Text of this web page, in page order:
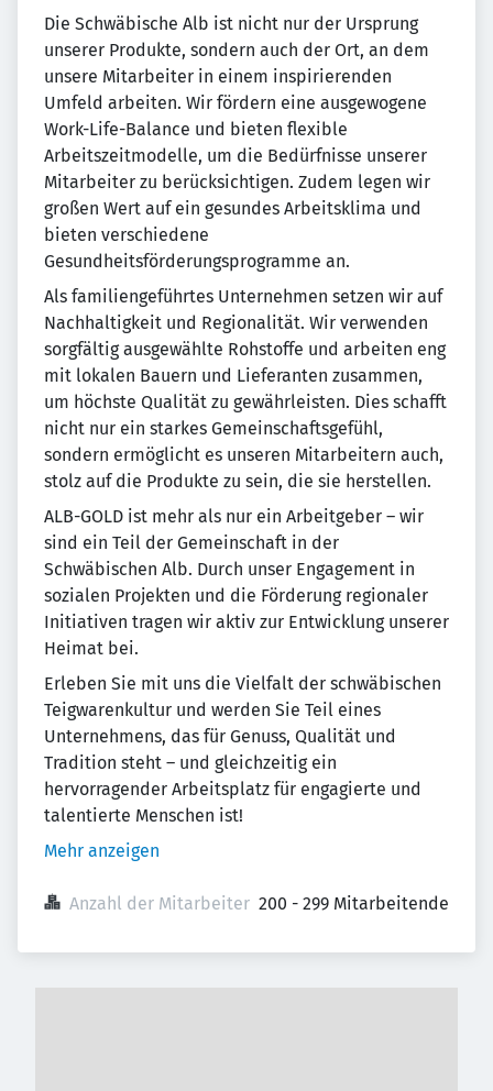
Die Schwäbische Alb ist nicht nur der Ursprung
unserer Produkte, sondern auch der Ort, an dem
unsere Mitarbeiter in einem inspirierenden
Umfeld arbeiten. Wir fördern eine ausgewogene
Work-Life-Balance und bieten flexible
Arbeitszeitmodelle, um die Bedürfnisse unserer
Mitarbeiter zu berücksichtigen. Zudem legen wir
großen Wert auf ein gesundes Arbeitsklima und
bieten verschiedene
Gesundheitsförderungsprogramme an.
Als familiengeführtes Unternehmen setzen wir auf
Nachhaltigkeit und Regionalität. Wir verwenden
sorgfältig ausgewählte Rohstoffe und arbeiten eng
mit lokalen Bauern und Lieferanten zusammen,
um höchste Qualität zu gewährleisten. Dies schafft
nicht nur ein starkes Gemeinschaftsgefühl,
sondern ermöglicht es unseren Mitarbeitern auch,
stolz auf die Produkte zu sein, die sie herstellen.
ALB-GOLD ist mehr als nur ein Arbeitgeber – wir
sind ein Teil der Gemeinschaft in der
Schwäbischen Alb. Durch unser Engagement in
sozialen Projekten und die Förderung regionaler
Initiativen tragen wir aktiv zur Entwicklung unserer
Heimat bei.
Erleben Sie mit uns die Vielfalt der schwäbischen
Teigwarenkultur und werden Sie Teil eines
Unternehmens, das für Genuss, Qualität und
Tradition steht – und gleichzeitig ein
hervorragender Arbeitsplatz für engagierte und
talentierte Menschen ist!
Mehr anzeigen
Anzahl der Mitarbeiter 200 - 299 Mitarbeitende